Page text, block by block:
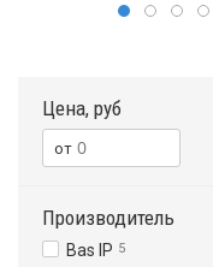
Цена, руб
Производитель
Bas IP 5